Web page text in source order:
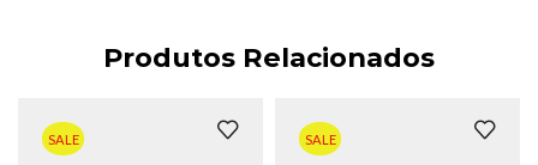
Produtos Relacionados
SALE SALE